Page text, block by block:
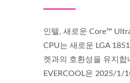
인텔, 새로운 Core™
CPU는 새로운 LGA
켓과의 호환성을 유지합
EVERCOOL은 2025/1/